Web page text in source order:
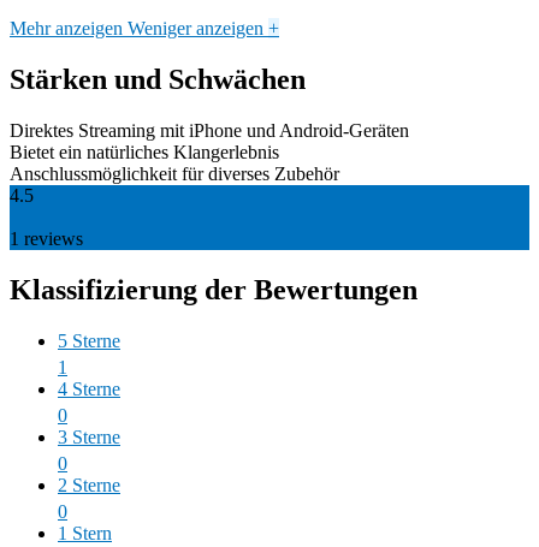
Mehr anzeigen Weniger anzeigen +
Stärken und Schwächen
Direktes Streaming mit iPhone und Android-Geräten
Bietet ein natürliches Klangerlebnis
Anschlussmöglichkeit für diverses Zubehör
4.5
1 reviews
Klassifizierung der Bewertungen
5 Sterne
1
4 Sterne
0
3 Sterne
0
2 Sterne
0
1 Stern